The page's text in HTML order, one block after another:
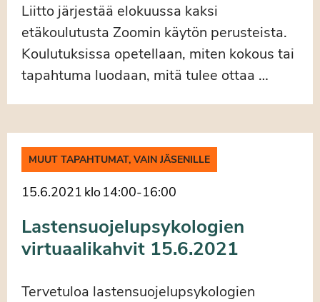
Liitto järjestää elokuussa kaksi
etäkoulutusta Zoomin käytön perusteista.
Koulutuksissa opetellaan, miten kokous tai
tapahtuma luodaan, mitä tulee ottaa …
MUUT TAPAHTUMAT, VAIN JÄSENILLE
15.6.2021 klo14:00-16:00
Lastensuojelupsykologien
virtuaalikahvit 15.6.2021
Tervetuloa lastensuojelupsykologien